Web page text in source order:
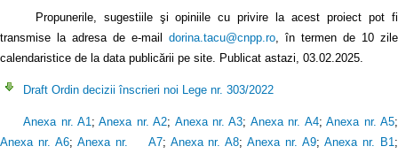
Propunerile, sugestiile şi opiniile cu privire la acest proiect pot fi
transmise la adresa de e-mail dorina.tacu@cnpp.ro , în termen de 10 zile
calendaristice de la data publicării pe site. Publicat astazi, 03.02.2025.
Draft Ordin decizii înscrieri noi Lege nr. 303/2022
Anexa nr. A1 ;Anexa nr. A2; Anexa nr. A3; Anexa nr. A4;Anexa nr. A5;
Anexa nr. A6; Anexa nr. A7; Anexa nr. A8;Anexa nr. A9;Anexa nr. B1 ;